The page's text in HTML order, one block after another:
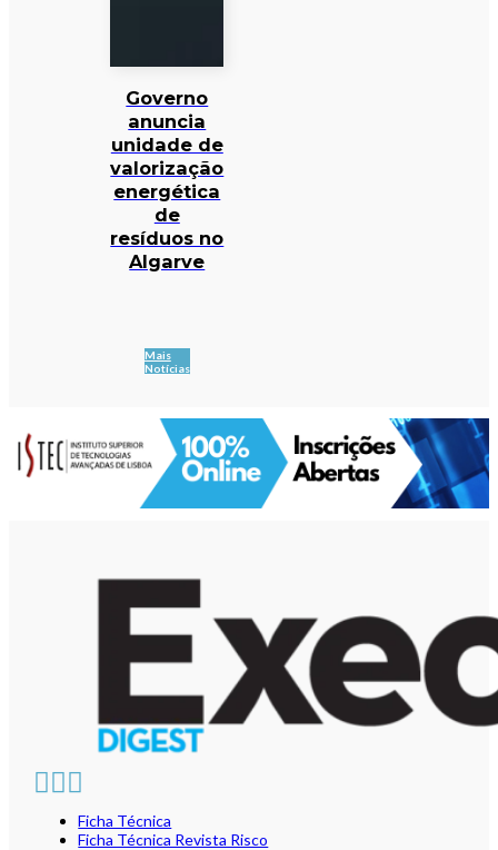
Governo
anuncia
unidade de
valorização
energética
de
resíduos no
Algarve
Mais
Notícias
Ficha Técnica
Ficha Técnica Revista Risco